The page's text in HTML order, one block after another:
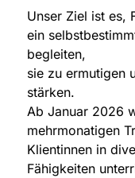
Unser Ziel ist es,
ein
begleiten,
sie zu ermutigen
stärken.
Ab Januar 2026
mehrmonatigen
Klientinnen in
Fähigkeiten